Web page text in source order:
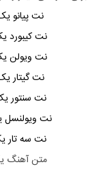
نت پیانو
نت کیبورد
نت ویولن
نت گیتار
نت سنتور
نت ویولنسل
نت سه تار
متن آهنگ